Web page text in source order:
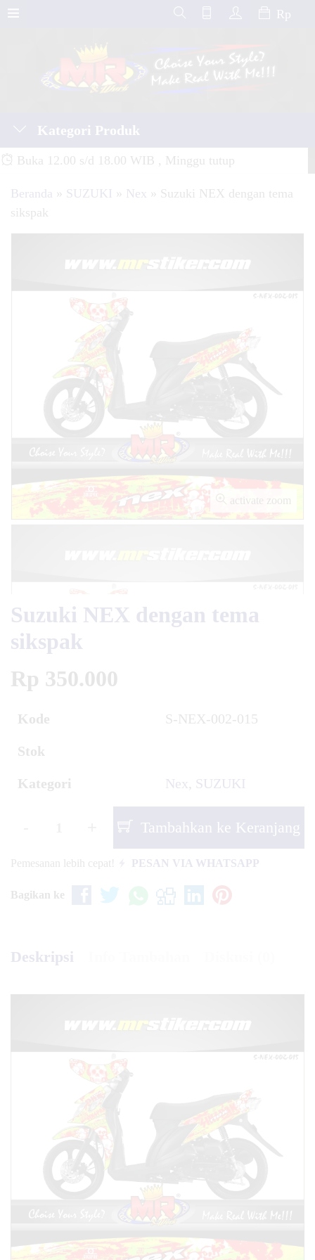
Rp
Kategori Produk
Buka 12.00 s/d 18.00 WIB , Minggu tutup
Beranda » SUZUKI » Nex » Suzuki NEX dengan tema
sikspak
activate zoom
Suzuki NEX dengan tema
sikspak
Rp 350.000
Kode S-NEX-002-015
Stok
Kategori Nex, SUZUKI
Tambahkan ke Keranjang
Pemesanan lebih cepat! PESAN VIA WHATSAPP
Bagikan ke
Deskripsi